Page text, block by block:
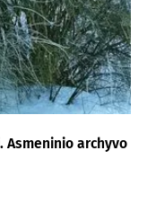
Asmeninio archyvo